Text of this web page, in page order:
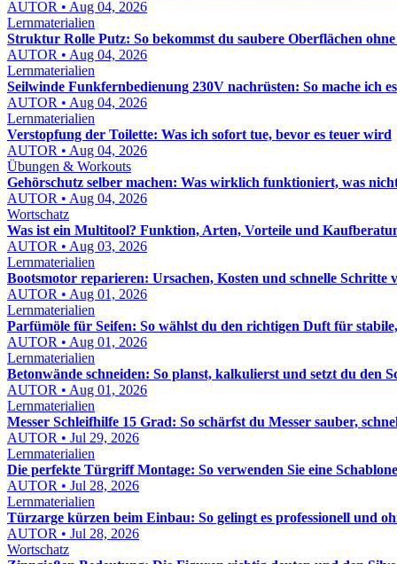
AUTOR • Aug 04, 2026
Lernmaterialien
Struktur Rolle Putz: So bekommst du saubere Oberflächen
AUTOR • Aug 04, 2026
Lernmaterialien
Seilwinde Funkfernbedienung 230V nachrüsten: So mache ich
AUTOR • Aug 04, 2026
Lernmaterialien
Verstopfung der Toilette: Was ich sofort tue, bevor es teuer wird
AUTOR • Aug 04, 2026
Übungen & Workouts
Gehörschutz selber machen: Was wirklich funktioniert, was
AUTOR • Aug 04, 2026
Wortschatz
Was ist ein Multitool? Funktion, Arten, Vorteile und
AUTOR • Aug 03, 2026
Lernmaterialien
Bootsmotor reparieren: Ursachen, Kosten und schnelle Schritte
AUTOR • Aug 01, 2026
Lernmaterialien
Parfümöle für Seifen: So wählst du den richtigen Duft für
AUTOR • Aug 01, 2026
Lernmaterialien
Betonwände schneiden: So planst, kalkulierst und setzt du den
AUTOR • Aug 01, 2026
Lernmaterialien
Messer Schleifhilfe 15 Grad: So schärfst du Messer sauber,
AUTOR • Jul 29, 2026
Lernmaterialien
Die perfekte Türgriff Montage: So verwenden Sie eine Schablone
AUTOR • Jul 28, 2026
Lernmaterialien
Türzarge kürzen beim Einbau: So gelingt es professionell und
AUTOR • Jul 28, 2026
Wortschatz